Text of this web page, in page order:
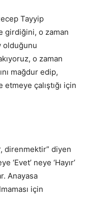
Tayyip
girdiğini, o zaman
olduğunu
o zaman
mağdur edip,
çalıştığı için
direnmektir” diyen
‘Evet’ neye ‘Hayır’
Anayasa
için